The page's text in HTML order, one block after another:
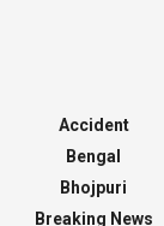
Accident
Bengal
Bhojpuri
Breaking News